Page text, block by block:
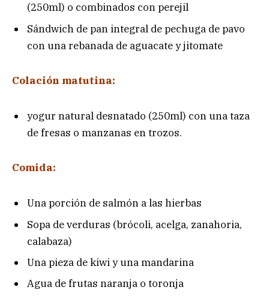
(250ml) o combinados con perejil
Sándwich de pan integral de pechuga de pavo
con una rebanada de aguacate y jitomate
Colación matutina:
yogur natural desnatado (250ml) con una taza
de fresas o manzanas en trozos.
Comida:
Una porción de salmón a las hierbas
Sopa de verduras (brócoli, acelga, zanahoria,
calabaza)
Una pieza de kiwi y una mandarina
Agua de frutas naranja o toronja